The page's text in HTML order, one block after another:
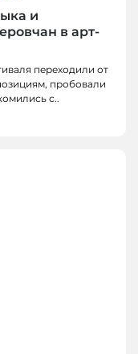
и
в арт-
переходили от
пробовали
с..